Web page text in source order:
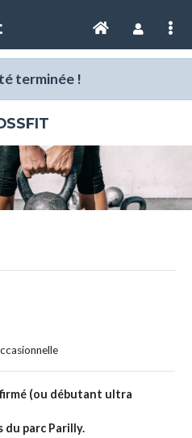
terminée !
(ou débutant ultra
du parc Parilly.